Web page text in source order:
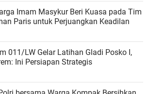
Imam Masykur Beri Kuasa pada Tim
Paris untuk Perjuangkan Keadilan
011/LW Gelar Latihan Gladi Posko I,
Ini Persiapan Strategis